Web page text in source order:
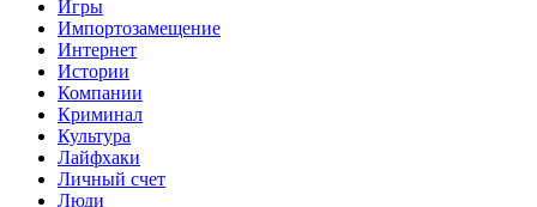
Игры
Импортозамещение
Интернет
Истории
Компании
Криминал
Культура
Лайфхаки
Личный счет
Люди